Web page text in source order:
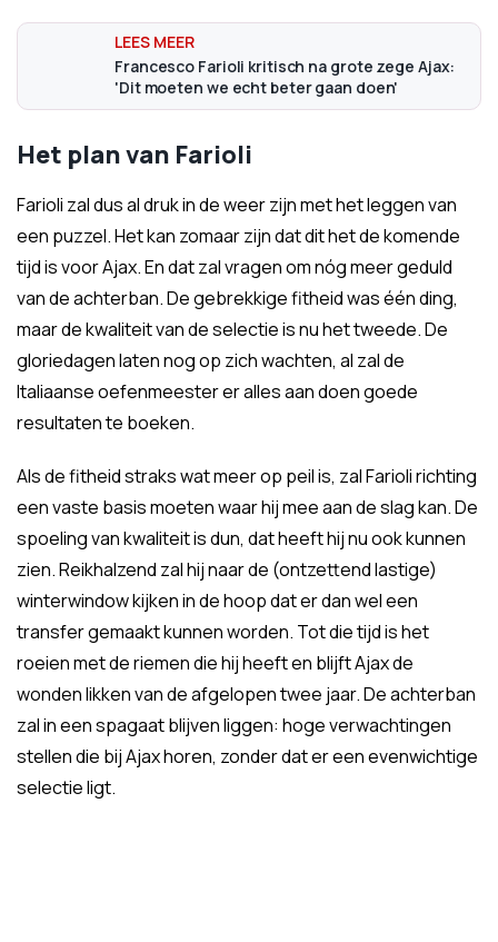
Francesco Farioli kritisch na grote zege Ajax:
'Dit moeten we echt beter gaan doen'
Het plan van Farioli
Farioli zal dus al druk in de weer zijn met het leggen van
een puzzel. Het kan zomaar zijn dat dit het de komende
tijd is voor Ajax. En dat zal vragen om nóg meer geduld
van de achterban. De gebrekkige fitheid was één ding,
maar de kwaliteit van de selectie is nu het tweede. De
gloriedagen laten nog op zich wachten, al zal de
Italiaanse oefenmeester er alles aan doen goede
resultaten te boeken.
Als de fitheid straks wat meer op peil is, zal Farioli richting
een vaste basis moeten waar hij mee aan de slag kan. De
spoeling van kwaliteit is dun, dat heeft hij nu ook kunnen
zien. Reikhalzend zal hij naar de (ontzettend lastige)
winterwindow kijken in de hoop dat er dan wel een
transfer gemaakt kunnen worden. Tot die tijd is het
roeien met de riemen die hij heeft en blijft Ajax de
wonden likken van de afgelopen twee jaar. De achterban
zal in een spagaat blijven liggen: hoge verwachtingen
stellen die bij Ajax horen, zonder dat er een evenwichtige
selectie ligt.